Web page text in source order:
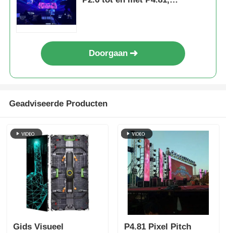
Doorgaan
Geadviseerde Producten
Gids Visueel
P4.81 Pixel Pitch